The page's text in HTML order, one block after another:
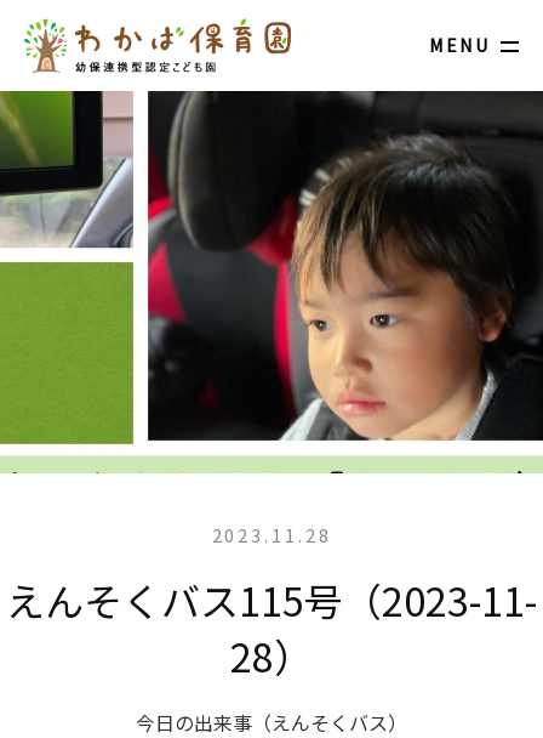
MENU
2023.11.28
えんそくバス115号（2023-11-
28）
今日の出来事（えんそくバス）